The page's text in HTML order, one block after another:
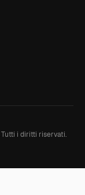
Tutti i diritti riservati.